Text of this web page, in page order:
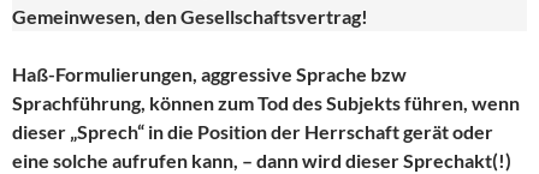
Gemeinwesen, den Gesellschaftsvertrag!
Haß-Formulierungen, aggressive Sprache bzw
Sprachführung, können zum Tod des Subjekts führen, wenn
dieser „Sprech“ in die Position der Herrschaft gerät oder
eine solche aufrufen kann, – dann wird dieser Sprechakt(!)